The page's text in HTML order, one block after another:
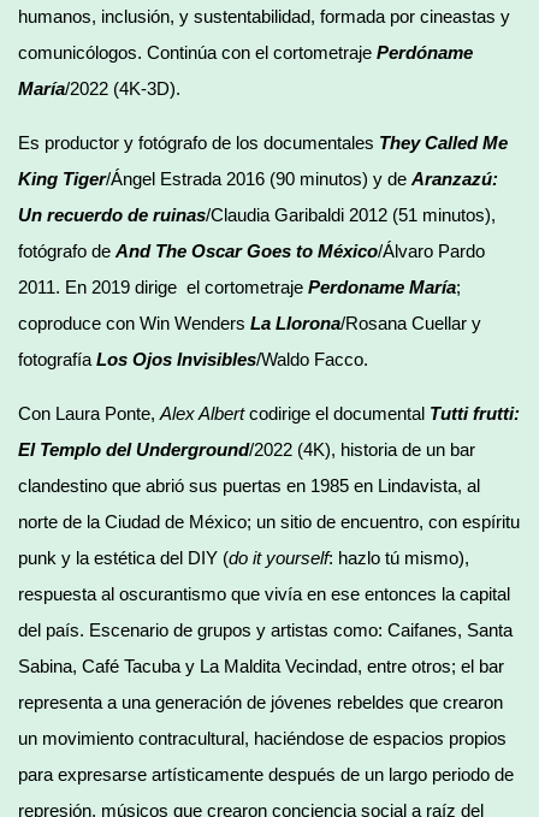
humanos, inclusión, y sustentabilidad, formada por cineastas y
comunicólogos. Continúa con el cortometraje Perdóname
María/2022 (4K-3D).
Es productor y fotógrafo de los documentales They Called Me
King Tiger/Ángel Estrada 2016 (90 minutos) y de Aranzazú:
Un recuerdo de ruinas/Claudia Garibaldi 2012 (51 minutos),
fotógrafo de And The Oscar Goes to México/Álvaro Pardo
2011. En 2019 dirige el cortometraje Perdoname María;
coproduce con Win Wenders La Llorona/Rosana Cuellar y
fotografía Los Ojos Invisibles/Waldo Facco.
Con Laura Ponte, Alex Albertcodirige el documental Tutti frutti:
El Templo del Underground/2022 (4K), historia de un bar
clandestino que abrió sus puertas en 1985 en Lindavista, al
norte de la Ciudad de México; un sitio de encuentro, con espíritu
punk y la estética del DIY (do it yourself: hazlo tú mismo),
respuesta al oscurantismo que vivía en ese entonces la capital
del país. Escenario de grupos y artistas como: Caifanes, Santa
Sabina, Café Tacuba y La Maldita Vecindad, entre otros; el bar
representa a una generación de jóvenes rebeldes que crearon
un movimiento contracultural, haciéndose de espacios propios
para expresarse artísticamente después de un largo periodo de
represión, músicos que crearon conciencia social a raíz del